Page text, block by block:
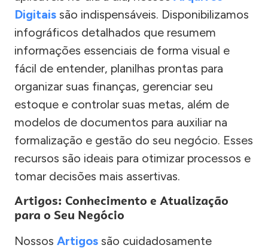
Digitais são indispensáveis. Disponibilizamos
infográficos detalhados que resumem
informações essenciais de forma visual e
fácil de entender, planilhas prontas para
organizar suas finanças, gerenciar seu
estoque e controlar suas metas, além de
modelos de documentos para auxiliar na
formalização e gestão do seu negócio. Esses
recursos são ideais para otimizar processos e
tomar decisões mais assertivas.
Artigos: Conhecimento e Atualização
para o Seu Negócio
Nossos Artigos são cuidadosamente